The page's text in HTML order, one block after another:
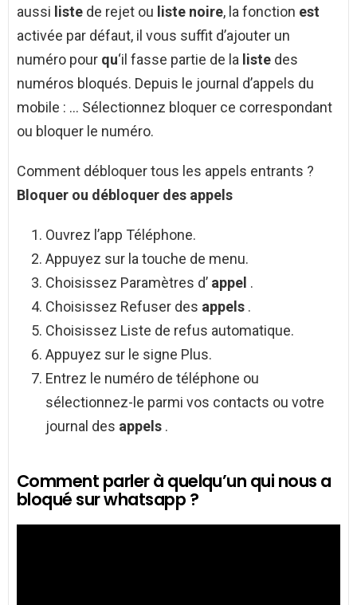
aussi liste de rejet ou liste noire, la fonction est
activée par défaut, il vous suffit d’ajouter un
numéro pour qu‘il fasse partie de la liste des
numéros bloqués. Depuis le journal d’appels du
mobile : … Sélectionnez bloquer ce correspondant
ou bloquer le numéro.
Comment débloquer tous les appels entrants ?
Bloquer ou débloquer des appels
Ouvrez l’app Téléphone.
Appuyez sur la touche de menu.
Choisissez Paramètres d’ appel .
Choisissez Refuser des appels .
Choisissez Liste de refus automatique.
Appuyez sur le signe Plus.
Entrez le numéro de téléphone ou
sélectionnez-le parmi vos contacts ou votre
journal des appels .
Comment parler à quelqu’un qui nous a
bloqué sur whatsapp ?